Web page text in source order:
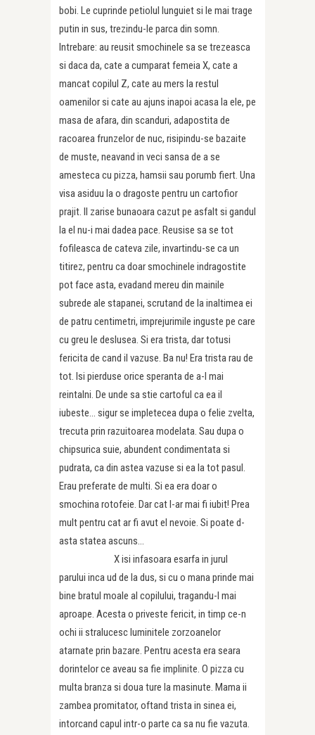
bobi. Le cuprinde petiolul lunguiet si le mai trage
putin in sus, trezindu-le parca din somn.
Intrebare: au reusit smochinele sa se trezeasca
si daca da, cate a cumparat femeia X, cate a
mancat copilul Z, cate au mers la restul
oamenilor si cate au ajuns inapoi acasa la ele, pe
masa de afara, din scanduri, adapostita de
racoarea frunzelor de nuc, risipindu-se bazaite
de muste, neavand in veci sansa de a se
amesteca cu pizza, hamsii sau porumb fiert. Una
visa asiduu la o dragoste pentru un cartofior
prajit. Il zarise bunaoara cazut pe asfalt si gandul
la el nu-i mai dadea pace. Reusise sa se tot
fofileasca de cateva zile, invartindu-se ca un
titirez, pentru ca doar smochinele indragostite
pot face asta, evadand mereu din mainile
subrede ale stapanei, scrutand de la inaltimea ei
de patru centimetri, imprejurimile inguste pe care
cu greu le deslusea. Si era trista, dar totusi
fericita de cand il vazuse. Ba nu! Era trista rau de
tot. Isi pierduse orice speranta de a-l mai
reintalni. De unde sa stie cartoful ca ea il
iubeste… sigur se impletecea dupa o felie zvelta,
trecuta prin razuitoarea modelata. Sau dupa o
chipsurica suie, abundent condimentata si
pudrata, ca din astea vazuse si ea la tot pasul.
Erau preferate de multi. Si ea era doar o
smochina rotofeie. Dar cat l-ar mai fi iubit! Prea
mult pentru cat ar fi avut el nevoie. Si poate d-
asta statea ascuns…
X isi infasoara esarfa in jurul
parului inca ud de la dus, si cu o mana prinde mai
bine bratul moale al copilului, tragandu-l mai
aproape. Acesta o priveste fericit, in timp ce-n
ochi ii stralucesc luminitele zorzoanelor
atarnate prin bazare. Pentru acesta era seara
dorintelor ce aveau sa fie implinite. O pizza cu
multa branza si doua ture la masinute. Mama ii
zambea promitator, oftand trista in sinea ei,
intorcand capul intr-o parte ca sa nu fie vazuta.